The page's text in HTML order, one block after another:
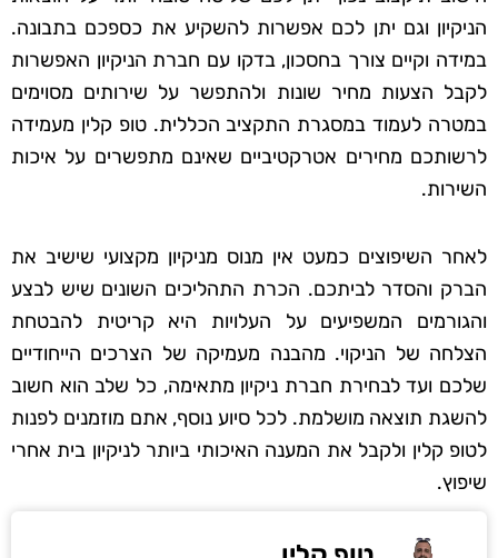
הניקיון וגם יתן לכם אפשרות להשקיע את כספכם בתבונה.
במידה וקיים צורך בחסכון, בדקו עם חברת הניקיון האפשרות
לקבל הצעות מחיר שונות ולהתפשר על שירותים מסוימים
במטרה לעמוד במסגרת התקציב הכללית. טופ קלין מעמידה
לרשותכם מחירים אטרקטיביים שאינם מתפשרים על איכות
השירות.
לאחר השיפוצים כמעט אין מנוס מניקיון מקצועי שישיב את
הברק והסדר לביתכם. הכרת התהליכים השונים שיש לבצע
והגורמים המשפיעים על העלויות היא קריטית להבטחת
הצלחה של הניקוי. מהבנה מעמיקה של הצרכים הייחודיים
שלכם ועד לבחירת חברת ניקיון מתאימה, כל שלב הוא חשוב
להשגת תוצאה מושלמת. לכל סיוע נוסף, אתם מוזמנים לפנות
לטופ קלין ולקבל את המענה האיכותי ביותר לניקיון בית אחרי
שיפוץ.